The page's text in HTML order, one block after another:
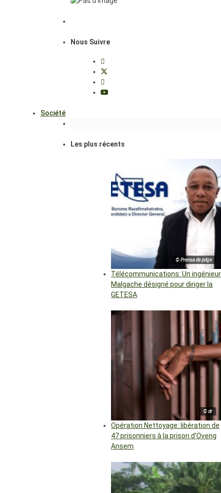
Nous Suivre
Société
Les plus récents
© Prensa de pdge
Télécommunications: Un ingénieur
Malgache désigné pour diriger la
GETESA
© dr
Opération Nettoyage: libération de
47 prisonniers à la prison d’Oveng
Ansem